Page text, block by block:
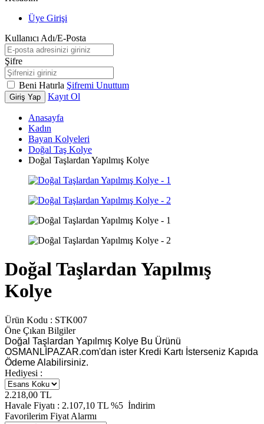
Üye Girişi
Kullanıcı Adı/E-Posta
Şifre
Beni Hatırla Şifremi Unuttum
Giriş Yap Kayıt Ol
Anasayfa
Kadın
Bayan Kolyeleri
Doğal Taş Kolye
Doğal Taşlardan Yapılmış Kolye
Doğal Taşlardan Yapılmış
Kolye
Ürün Kodu : STK007
Öne Çıkan Bilgiler
Doğal Taşlardan Yapılmış Kolye Bu Ürünü
OSMANLİPAZAR.com'dan ister Kredi Kartı İsterseniz Kapıda
Ödeme Alabilirsiniz.
Hediyesi :
2.218,00 TL
Havale Fiyatı : 2.107,10 TL %5 İndirim
Favorilerim Fiyat Alarmı